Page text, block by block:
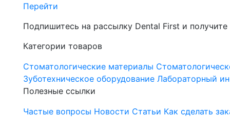
Перейти
Подпишитесь на рассылку Dental First и
Категории товаров
Стоматологические материалы
Зуботехническое оборудование Лабораторный
Полезные ссылки
Частые вопросы Новости Статьи Как сделать